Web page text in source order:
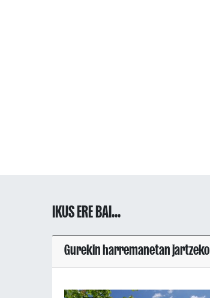
IKUS ERE BAI...
Gurekin harremanetan jartzeko